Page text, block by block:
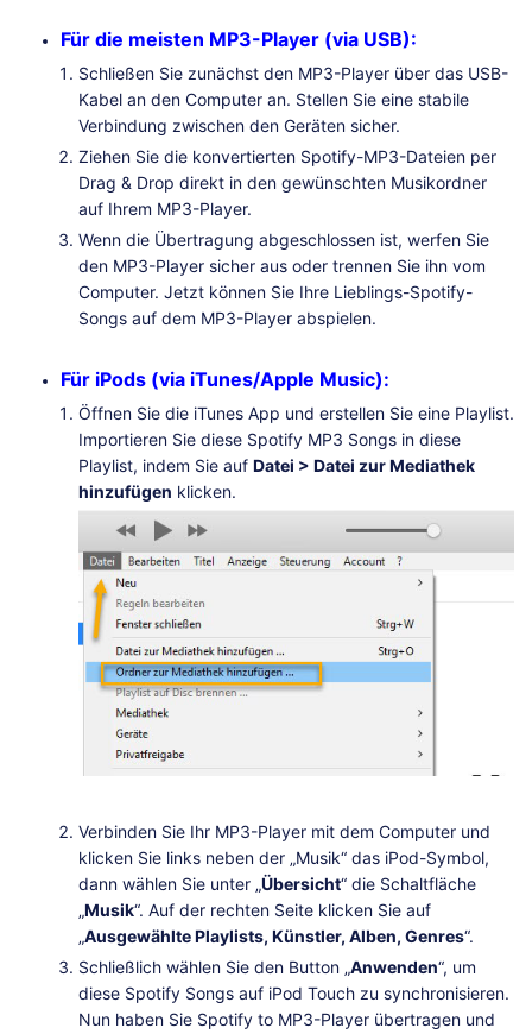
Für die meisten MP3-Player (via USB):
Schließen Sie zunächst den MP3-Player über das USB-
Kabel an den Computer an. Stellen Sie eine stabile
Verbindung zwischen den Geräten sicher.
Ziehen Sie die konvertierten Spotify-MP3-Dateien per
Drag & Drop direkt in den gewünschten Musikordner
auf Ihrem MP3-Player.
Wenn die Übertragung abgeschlossen ist, werfen Sie
den MP3-Player sicher aus oder trennen Sie ihn vom
Computer. Jetzt können Sie Ihre Lieblings-Spotify-
Songs auf dem MP3-Player abspielen.
Für iPods (via iTunes/Apple Music):
Öffnen Sie die iTunes App und erstellen Sie eine Playlist.
Importieren Sie diese Spotify MP3 Songs in diese
Playlist, indem Sie auf Datei > Datei zur Mediathek
hinzufügen klicken.
Verbinden Sie Ihr MP3-Player mit dem Computer und
klicken Sie links neben der „Musik“ das iPod-Symbol,
dann wählen Sie unter „Übersicht“ die Schaltfläche
„Musik“. Auf der rechten Seite klicken Sie auf
„Ausgewählte Playlists, Künstler, Alben, Genres“.
Schließlich wählen Sie den Button „Anwenden“, um
diese Spotify Songs auf iPod Touch zu synchronisieren.
Nun haben Sie Spotify to MP3-Player übertragen und